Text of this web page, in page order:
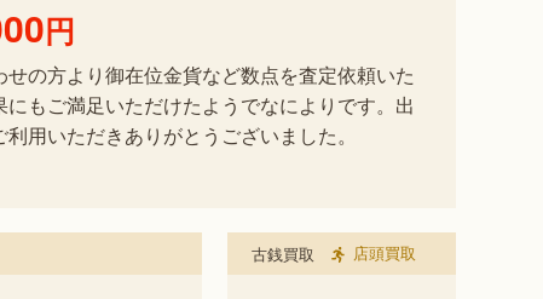
円
の方より御在位金貨など数点を査定依頼いた
もご満足いただけたようでなによりです。出
用いただきありがとうございました。
古銭買取 店頭買取